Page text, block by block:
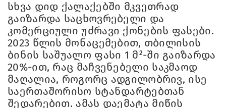
სხვა დიდ ქალაქებში მკვეთრად
გაიზარდა საცხოვრებელი და
კომერციული უძრავი ქონების ფასები.
2023 წლის მონაცემებით, თბილისის
ბინის საშუალო ფასი 1 მ²-ში გაიზარდა
20%-ით, რაც მაჩვენებელი საკმაოდ
მაღალია, როგორც ადგილობრივ, ისე
საერთაშორისო სტანდარტებთან
შედარებით. ამას დაემატა მიწის